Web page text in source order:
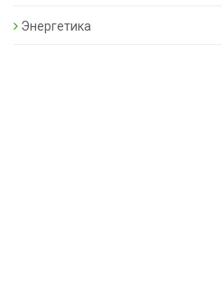
Энергетика